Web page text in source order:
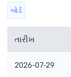
બોર્ડ
તારીખ
2026-07-29